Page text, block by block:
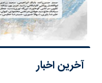
آخرین اخبار